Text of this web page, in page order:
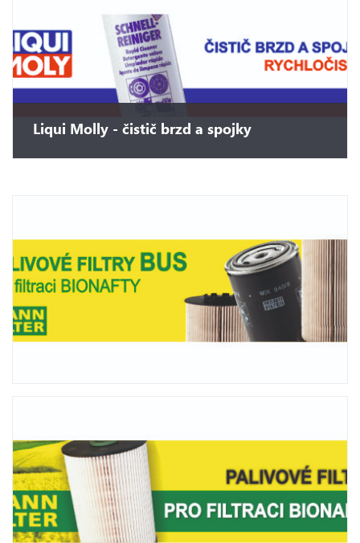
Liqui Molly - čistič brzd a spojky